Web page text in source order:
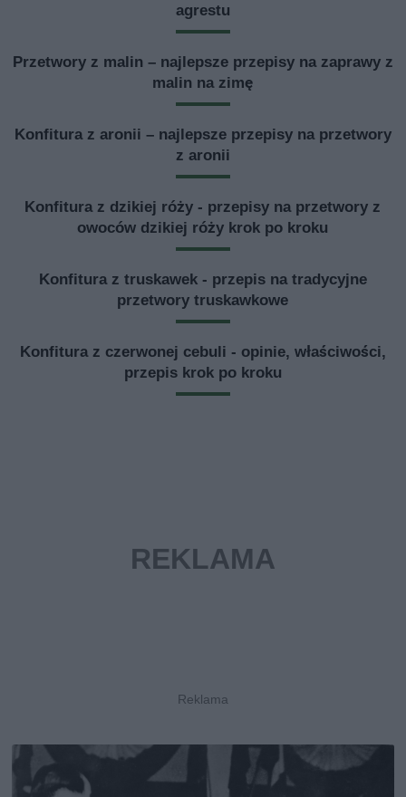
agrestu
Przetwory z malin – najlepsze przepisy na zaprawy z
malin na zimę
Konfitura z aronii – najlepsze przepisy na przetwory
z aronii
Konfitura z dzikiej róży - przepisy na przetwory z
owoców dzikiej róży krok po kroku
Konfitura z truskawek - przepis na tradycyjne
przetwory truskawkowe
Konfitura z czerwonej cebuli - opinie, właściwości,
przepis krok po kroku